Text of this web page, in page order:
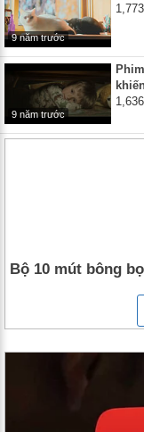
9 năm trước
9 năm trước
Bộ 10 mút bông